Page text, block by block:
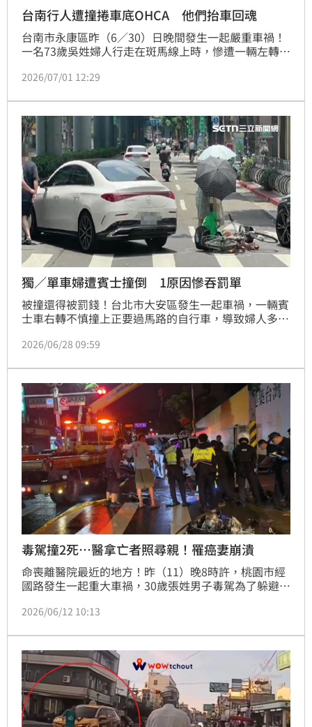
台南行人遭撞捲車底OHCA 他們抬車回魂
台南市永康區昨（6／30）日晚間發生一起嚴重車禍！
一名73歲吳姓婦人行走在斑馬線上時，慘遭一輛左轉中
心跳；意外發生當下，大批熱心民眾擁上合力將小貨車
婦已順利恢復生命跡象，目前仍在加護病房觀察中，詳
細事發原因，仍有待警方調查釐清。
2026/07/01 12:29
獨／單車婦遭賓士撞倒 1原因慘吞罰單
被撞還得被罰錢！台北市大安區發生一起車禍，一輛賓
士車右轉不慎撞上正要過馬路的自行車，導致婦人多處
答案，因為婦人也先違規在斑馬線上騎行自行車，所以
2026/06/28 09:59
毒駕撞2死…醫拿亡者照尋親！罹癌妻崩潰
命喪離醫院最近的地方！昨（11）晚8時許，桃園市經
國路發生一起重大車禍，30歲張姓男子毒駕為了躲避警
人斷肢慘死，再自撞路燈，連同自己共釀3死。從散落
死者身份不明，警方與護理師拿著亡者照片回到敏盛醫
院挨床逐一詢問，最後真的問到死者太太，她一眼認出
是自己的丈夫、65歲葉姓男子，情緒瞬間潰堤，原來丈
夫當晚正要來探望罹癌的她。
2026/06/12 10:13